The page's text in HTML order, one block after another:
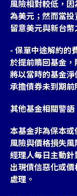
風險相對較低，
為美元；然而當
留意美元與新台幣
- 保單中途解約的
於提前贖回基金
將以當時的基金
承擔債券未到期前
其他基金相關警語
本基金非為保本
風險與價格損失
經理人每日主動
出現債信惡化或
處理。